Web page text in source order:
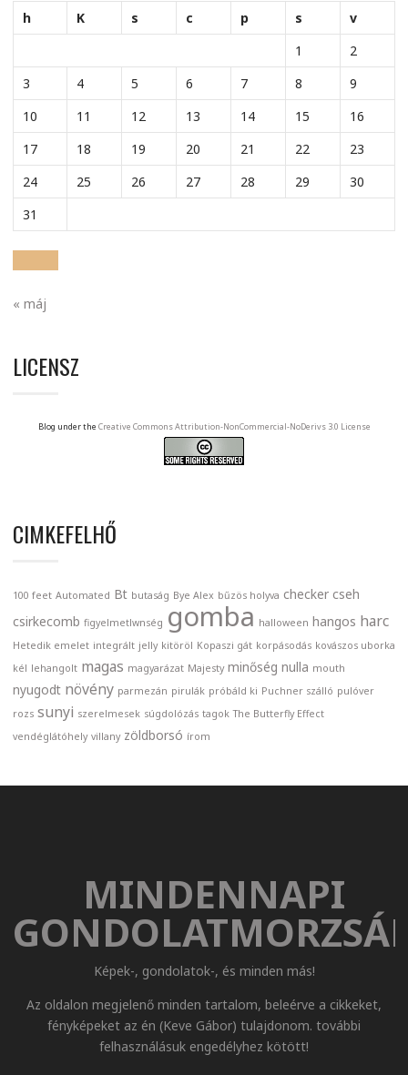
h
K s c p s
v
1
2
3
4 5 6 7 8
9
10
11 12 13 14 15
16
17
18 19 20 21 22
23
24
25 26 27 28 29
30
31
« máj
LICENSZ
Blog under the Creative Commons Attribution-NonCommercial-NoDerivs 3.0 License
CIMKEFELHŐ
100 feet Automated Bt butaság Bye Alex bűzös holyva checker cseh
csirkecomb figyelmetlwnség gomba halloween hangos harc
Hetedik emelet integrált jelly kitöröl Kopaszi gát korpásodás kovászos uborka
kél lehangolt magas magyarázat Majesty minőség nulla mouth
nyugodt növény parmezán pirulák próbáld ki Puchner szálló pulóver
rozs sunyi szerelmesek súgdolózás tagok The Butterfly Effect
vendéglátóhely villany zöldborsó írom
MINDENNAPI
Képek-, gondolatok-, és minden más!
Az oldalon megjelenő minden tartalom, beleérve a cikkeket,
fényképeket az én (Keve Gábor) tulajdonom. további
felhasználásuk engedélyhez kötött!